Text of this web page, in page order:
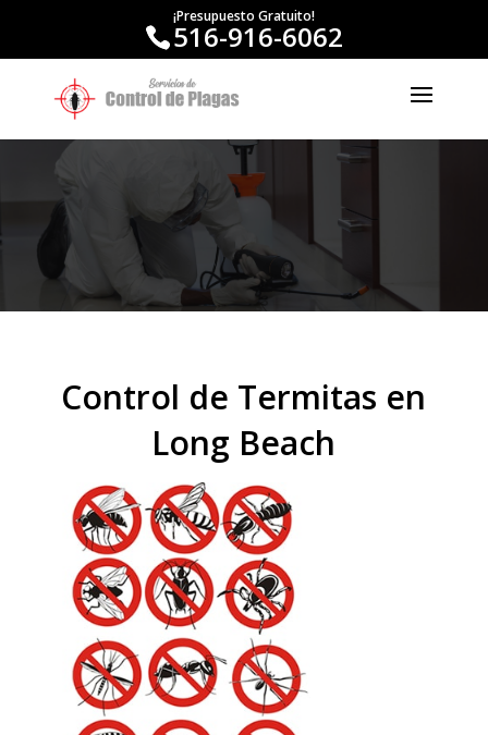
¡Presupuesto Gratuito!
516-916-6062
Control de Termitas en
Long Beach